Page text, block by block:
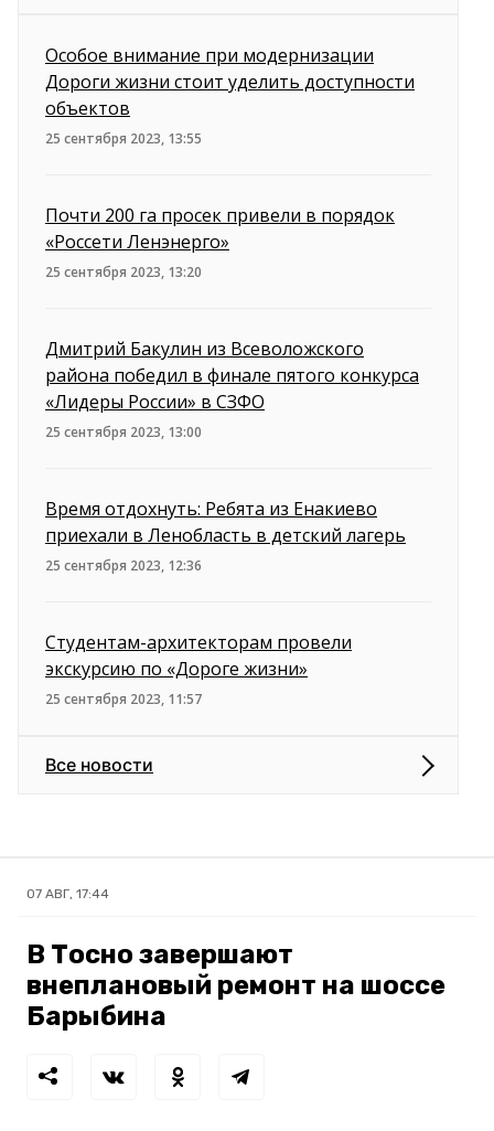
Особое внимание при модернизации
Дороги жизни стоит уделить доступности
объектов
25 сентября 2023, 13:55
Почти 200 га просек привели в порядок
«Россети Ленэнерго»
25 сентября 2023, 13:20
Дмитрий Бакулин из Всеволожского
района победил в финале пятого конкурса
«Лидеры России» в СЗФО
25 сентября 2023, 13:00
Время отдохнуть: Ребята из Енакиево
приехали в Ленобласть в детский лагерь
25 сентября 2023, 12:36
Студентам-архитекторам провели
экскурсию по «Дороге жизни»
25 сентября 2023, 11:57
Все новости
07 АВГ, 17:44
В Тосно завершают
внеплановый ремонт на шоссе
Барыбина